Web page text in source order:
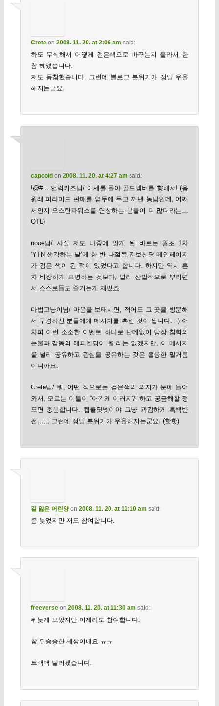
Creteon 2008. 11. 20. at 2:06 am said:
하도 무식해서 어떻게 검은색으로 바꾸는지 몰라서 한
참 헤맸습니다.
저도 동참했습니다. 그런데 블로그 분위기가 정말 우울
해지는군요.
capcoldon 2008. 11. 20. at 4:27 am said:
!@#… 언럭키즈님/ 여세를 몰아 골드멤버를 향해서! (음
원래 피라미드 판매를 염두에 두고 꺼낸 농담인데, 어째
서인지 오스틴파워스를 연상하는 분들이 더 많더라는…
OTL)
nooe님/ 사실 저도 나중에 알게 된 바로는 월초 1차
‘YTN 생각하는 날’에 한 반 나절쯤 진보신당 메인페이지
가 검은 색이 된 적이 있었다고 합니다. 하지만 역시 혼
자 비장하게 표명하는 것보다, 널리 산발적으로 뿌리면
서 스스로들도 즐기는게 재밌죠.
마법고냥이님/ 마음을 보태시면, 적어도 그 곳을 방문해
서 구경하신 분들에게 메시지를 뿌린 것이 됩니다. :-) 어
차피 이런 소소한 이벤트 하나로 난데없이 당장 참회의
눈물과 감동의 해피엔딩이 올 리는 없겠지만, 이 메시지
를 널리 공유하고 관심을 공유하는 것은 훌륭한 밑거름
이니까요.
Crete님/ 뭐, 어떤 식으로든 검은색의 의지가 눈에 들어
와서, 모르는 이들이 “어? 왜 이러지?” 하고 궁금해할 정
도면 충분합니다. 캡콜닷넷이야 그냥 과감하게 흑백반
전…;;; 그런데 정말 분위기가 우울해지는군요. (핫핫)
길 잃은 어린양on 2008. 11. 20. at 11:10 am said:
좀 늦었지만 저도 참여합니다.
freeverseon 2008. 11. 20. at 11:30 am said:
뒤늦게 보았지만 이제라도 참여합니다.
참 뒤숭숭한 세상이네요.ㅠㅠ
트랙백 날리겠습니다.